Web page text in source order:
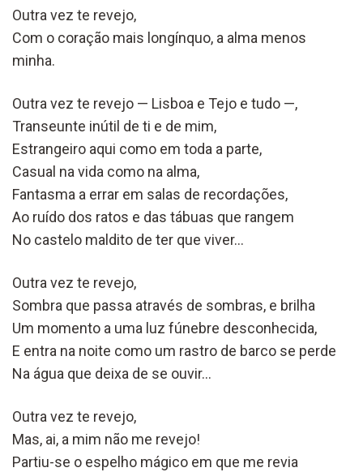
Outra vez te revejo,
Com o coração mais longínquo, a alma menos
minha.
Outra vez te revejo — Lisboa e Tejo e tudo —,
Transeunte inútil de ti e de mim,
Estrangeiro aqui como em toda a parte,
Casual na vida como na alma,
Fantasma a errar em salas de recordações,
Ao ruído dos ratos e das tábuas que rangem
No castelo maldito de ter que viver…
Outra vez te revejo,
Sombra que passa através de sombras, e brilha
Um momento a uma luz fúnebre desconhecida,
E entra na noite como um rastro de barco se perde
Na água que deixa de se ouvir…
Outra vez te revejo,
Mas, ai, a mim não me revejo!
Partiu-se o espelho mágico em que me revia